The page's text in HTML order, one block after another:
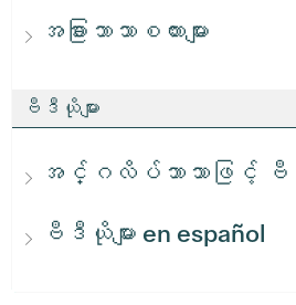
အခြားဘာသာစကားများ
ဗီဒီယိုများ
အင်္ဂလိပ်ဘာသာဖြင့် ဗီဒီ
ဗီဒီယိုများ en español